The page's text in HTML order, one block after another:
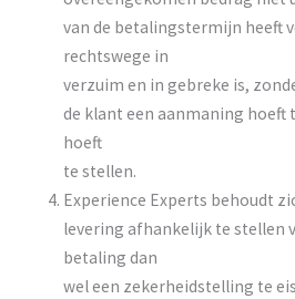
van de betalingstermijn heeft
rechtswege in
verzuim en in gebreke is,
de klant een aanmaning hoeft
hoeft
te stellen.
Experience Experts behoudt
levering afhankelijk te stellen
betaling dan
wel een zekerheidstelling te